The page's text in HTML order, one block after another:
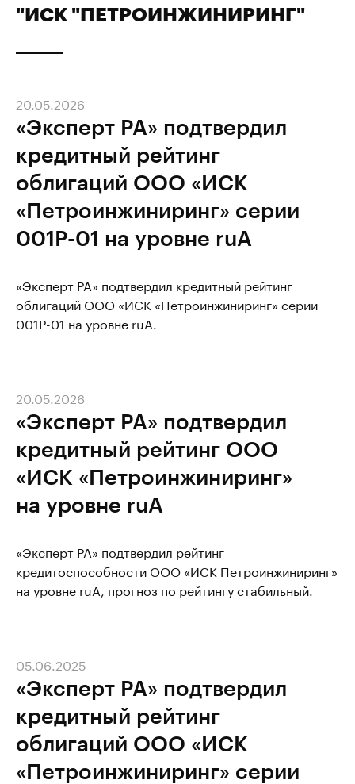
"ИСК "ПЕТРОИНЖИНИРИНГ"
«Эксперт РА» подтвердил
кредитный рейтинг
облигаций ООО «ИСК
«Петроинжиниринг» серии
001Р-01 на уровне ruA
20.05.2026
«Эксперт РА» подтвердил кредитный рейтинг
облигаций ООО «ИСК «Петроинжиниринг» серии
001Р-01 на уровне ruA.
«Эксперт РА» подтвердил
кредитный рейтинг ООО
«ИСК «Петроинжиниринг»
на уровне ruA
20.05.2026
«Эксперт РА» подтвердил рейтинг
кредитоспособности ООО «ИСК Петроинжиниринг»
на уровне ruA, прогноз по рейтингу стабильный.
«Эксперт РА» подтвердил
кредитный рейтинг
облигаций ООО «ИСК
«Петроинжиниринг» серии
05.06.2025